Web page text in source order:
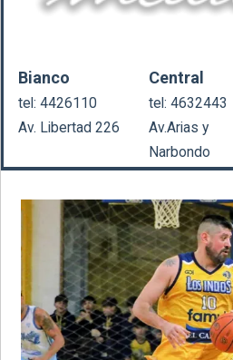
Bianco
tel: 4426110
Av. Libertad 226
Central
tel: 4632443
Av.Arias y
Narbondo